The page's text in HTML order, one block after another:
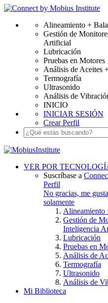
Alineamiento +
Gestión de
Artificial
Lubricación
Pruebas en Motores
Análisis de Aceites
Termografía
Ultrasonido
Análisis de
INICIO
INICIAR SESIÓN
Crear Perfil
VER POR
Suscríbase a
Perfil
No gracias, me
solamente
Alineamiento
Gestión de
Inteligencia
Lubricación
Pruebas en
Análisis de
Termografía
Ultrasonido
Análisis de
Mi Biblioteca